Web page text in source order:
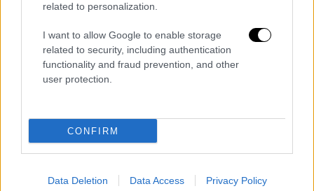
related to personalization.
I want to allow Google to enable storage
related to security, including authentication
functionality and fraud prevention, and other
user protection.
CONFIRM
Data Deletion Data Access Privacy Policy
ΔΗΜΟΦΙΛΗ ΣΤΟ TAG